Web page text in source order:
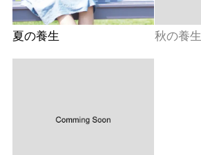
夏の養生 秋の養生